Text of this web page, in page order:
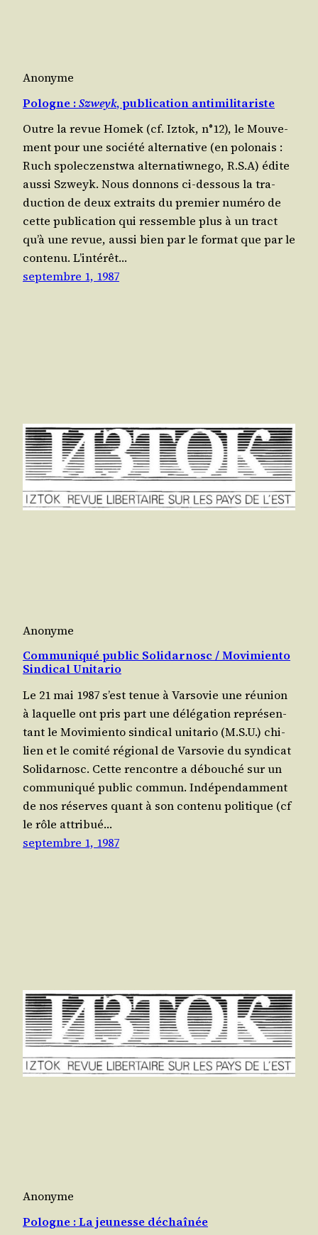
Anonyme
Pologne :Szweyk, publication antimilitariste
Outre la revue Homek (cf. Iztok, n°12), le Mou­ve­
ment pour une socié­té alter­na­tive (en polo­nais :
Ruch spo­lec­zenst­wa alter­na­tiw­ne­go, R.S.A) édite
aus­si Szweyk. Nous don­nons ci-des­sous la tra­
duc­tion de deux extraits du pre­mier numé­ro de
cette publi­ca­tion qui res­semble plus à un tract
qu’à une revue, aus­si bien par le for­mat que par le
contenu. L’in­té­rêt…
septembre 1, 1987
Anonyme
Communiqué public Solidarnosc /​ Movimiento
Sindical Unitario
Le 21 mai 1987 s’est tenue à Var­so­vie une réunion
à laquelle ont pris part une délé­ga­tion repré­sen­
tant le Movi­mien­to sin­di­cal uni­ta­rio (M.S.U.) chi­
lien et le comi­té régio­nal de Var­so­vie du syn­di­cat
Soli­dar­nosc. Cette ren­contre a débou­ché sur un
com­mu­ni­qué public com­mun. Indé­pen­dam­ment
de nos réserves quant à son conte­nu poli­tique (cf
le rôle attri­bué…
septembre 1, 1987
Anonyme
Pologne : La jeunesse déchaînée